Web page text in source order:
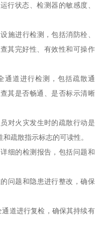
行状态、检测器的敏感度、
施进行检测，包括消防栓、
其完好性、有效性和可操作
通道进行检测，包括疏散通
其是否畅通、是否标示清晰
对火灾发生时的疏散行动是
疏散指示标志的可读性。
细的检测报告，包括问题和
问题和隐患进行整改，确保
道进行复检，确保其持续有